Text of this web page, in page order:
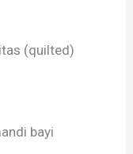
(quilted)
bayi